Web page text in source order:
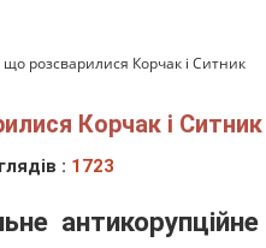
що розсварилися Корчак і Ситник
Корчак і Ситник
: 1723